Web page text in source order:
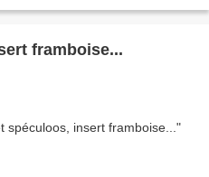
framboise...